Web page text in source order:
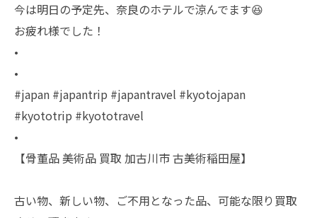
今は明日の予定先、奈良のホテルで涼んでます😆
お疲れ様でした！
•
•
#japan #japantrip #japantravel #kyotojapan
#kyototrip #kyototravel
•
【骨董品 美術品 買取 加古川市 古美術稲田屋】
古い物、新しい物、ご不用となった品、可能な限り買取